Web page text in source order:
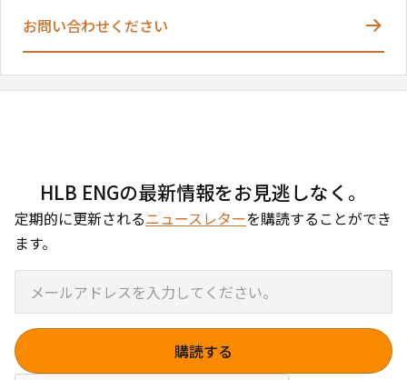
お問い合わせください
HLB ENGの最新情報をお見逃しなく。
定期的に更新されるニュースレターを購読することができ
ます。